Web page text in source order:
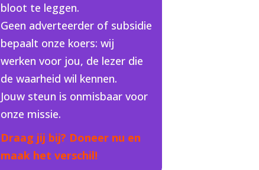
bloot te leggen.
Geen adverteerder of subsidie
bepaalt onze koers: wij
werken voor jou, de lezer die
de waarheid wil kennen.
Jouw steun is onmisbaar voor
onze missie.
Draag jij bij? Doneer nu en
maak het verschil!